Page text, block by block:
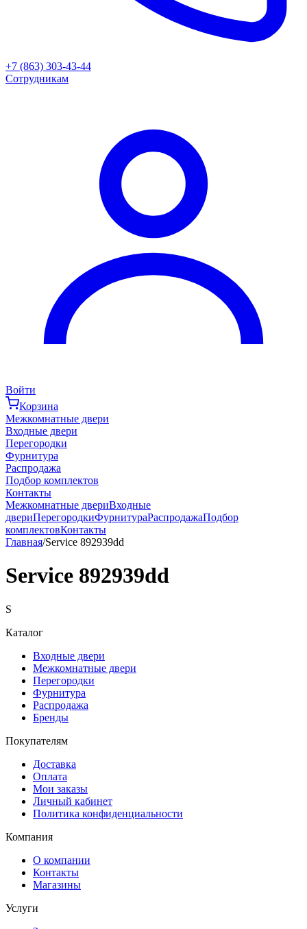
+7 (863) 303-43-44
Сотрудникам
Войти
Корзина
Межкомнатные двери
Входные двери
Перегородки
Фурнитура
Распродажа
Подбор комплектов
Контакты
Межкомнатные двериВходные
двериПерегородкиФурнитураРаспродажаПодбор
комплектовКонтакты
Главная/Service 892939dd
Service 892939dd
S
Каталог
Входные двери
Межкомнатные двери
Перегородки
Фурнитура
Распродажа
Бренды
Покупателям
Доставка
Оплата
Мои заказы
Личный кабинет
Политика конфиденциальности
Компания
О компании
Контакты
Магазины
Услуги